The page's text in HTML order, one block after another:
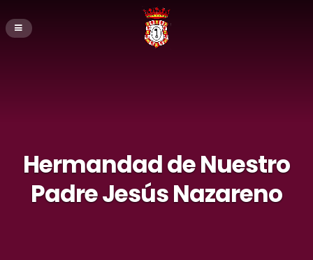
Hermandad de Nuestro
Padre Jesús Nazareno